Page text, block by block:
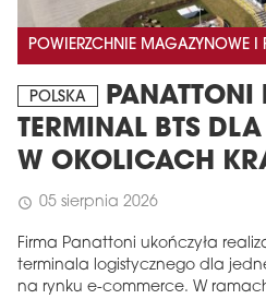
POWIERZCHNIE MAGAZYNOWE I
POLSKA
PANATTONI
TERMINAL BTS
W OKOLICACH
schedule 05 sierpnia 2026
Firma Panattoni ukończyła
terminala logistycznego dla
na rynku e-commerce. W